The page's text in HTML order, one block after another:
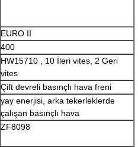
EURO II
400
HW15710
, 10 İleri vites, 2 Geri
vites
Çift devreli basınçlı hava freni
yay enerjisi, arka tekerleklerde
çalışan basınçlı hava
ZF8098